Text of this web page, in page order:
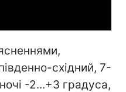
східний, 7-
-2...+3 градуса,